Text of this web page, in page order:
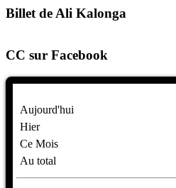
Billet de Ali Kalonga
CC sur Facebook
Aujourd'hui
Hier
Ce Mois
Au total